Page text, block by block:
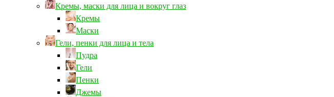
Кремы, маски для лица и вокруг глаз
Кремы
Маски
Гели, пенки для лица и тела
Пудра
Гели
Пенки
Джемы